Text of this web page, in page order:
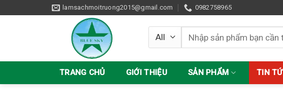
to
lamsachmoitruong2015@gmail.com 0982758965
Tìm
kiếm:
TRANG CHỦ GIỚI THIỆU SẢN PHẨM TIN